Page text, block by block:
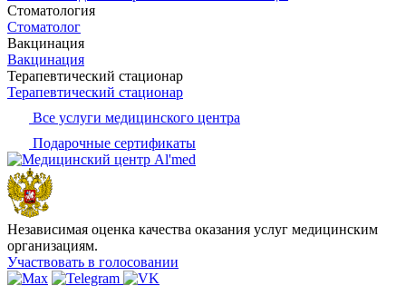
Стоматология
Стоматолог
Вакцинация
Вакцинация
Терапевтический стационар
Терапевтический стационар
Все услуги медицинского центра
Подарочные сертификаты
Независимая оценка качества оказания услуг медицинским
организациям.
Участвовать в голосовании